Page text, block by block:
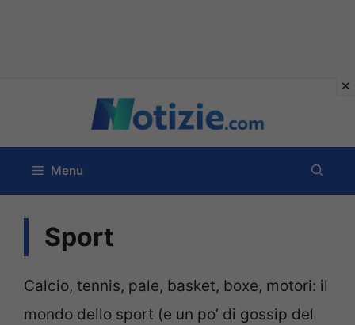
contenuto
Menu
Sport
Calcio, tennis, pale, basket, boxe, motori: il
mondo dello sport (e un po’ di gossip del